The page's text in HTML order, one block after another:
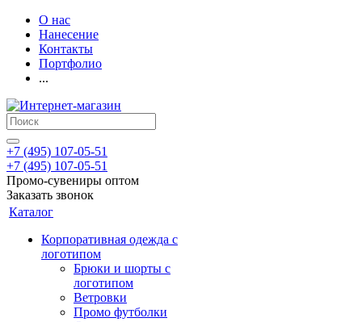
О нас
Нанесение
Контакты
Портфолио
...
+7 (495) 107-05-51
+7 (495) 107-05-51
Промо-сувениры оптом
Заказать звонок
Каталог
Корпоративная одежда с
логотипом
Брюки и шорты с
логотипом
Ветровки
Промо футболки